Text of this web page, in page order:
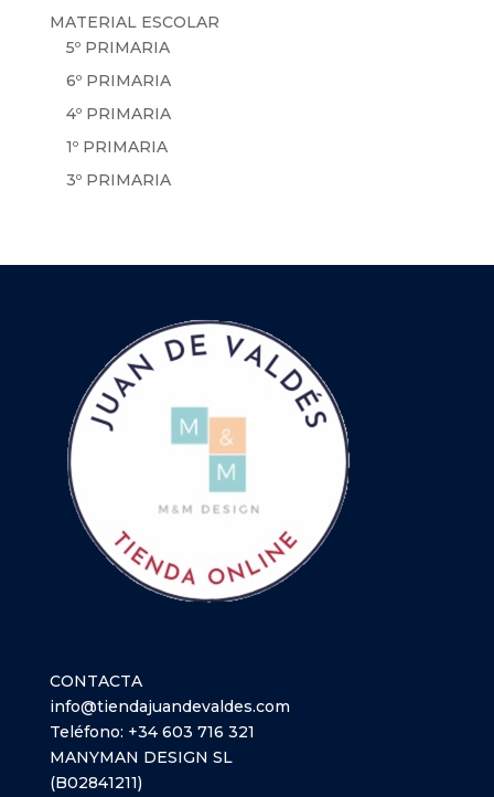
MATERIAL ESCOLAR
5º PRIMARIA
6º PRIMARIA
4º PRIMARIA
1º PRIMARIA
3º PRIMARIA
CONTACTA
info@tiendajuandevaldes.com
Teléfono: +34 603 716 321
MANYMAN DESIGN SL
(B02841211)